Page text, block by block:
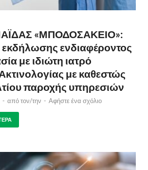
«ΜΠΟΔΟΣΑΚΕΙΟ»:
ενδιαφέροντος
με ιδιώτη ιατρό
με καθεστώς
παροχής υπηρεσιών
- από τον/την - Αφήστε ένα σχόλιο